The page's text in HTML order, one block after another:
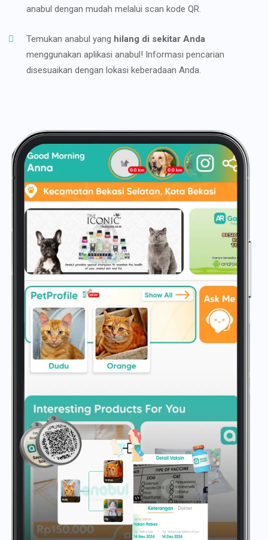
anabul dengan mudah melalui scan kode QR.
Temukan anabul yang hilang di sekitar Anda
menggunakan aplikasi anabul! Informasi pencarian
disesuaikan dengan lokasi keberadaan Anda.